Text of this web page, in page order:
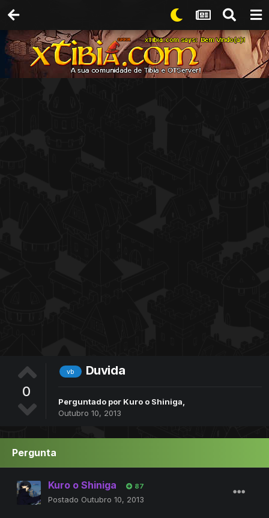
0
vb Duvida
Perguntado por Kuro o Shiniga,
Outubro 10, 2013
Pergunta
Kuro o Shiniga 87
Postado Outubro 10, 2013